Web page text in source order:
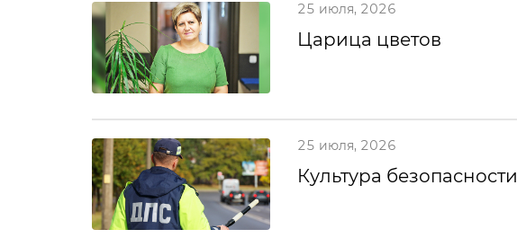
25 июля, 2026
Царица цветов
25 июля, 2026
Культура безопасности